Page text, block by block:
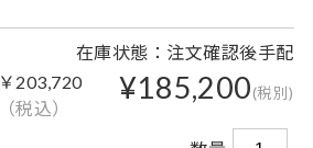
在庫状態：注文確認後手配
¥185,200(税別)
￥203,720
（税込）